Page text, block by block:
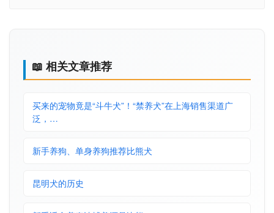
📖 相关文章推荐
买来的宠物竟是“斗牛犬”！“禁养犬”在上海销售渠道广
泛，…
新手养狗、单身养狗推荐比熊犬
昆明犬的历史